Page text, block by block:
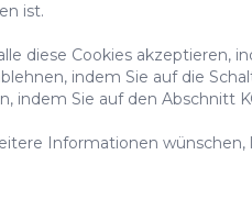
ist.
diese Cookies akzeptieren,
indem Sie auf die
indem Sie auf den Abschnitt
Informationen wünschen,